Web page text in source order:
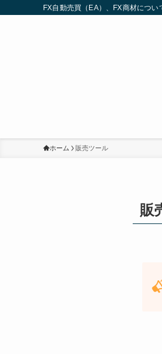
FX自動売買（EA）、FX商材につ
ホーム 販売ツール
販